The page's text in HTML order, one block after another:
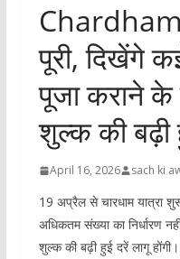
Chardham
पूरी, दिखेंगे
पूजा कराने के
शुल्क की बढ़ी
April 16, 2026 sach ki
19 अप्रैल से चारधाम यात्रा
अधिकतम संख्या का निर्धारण
शुल्क की बढ़ी हुई दरें लागू होंगी।